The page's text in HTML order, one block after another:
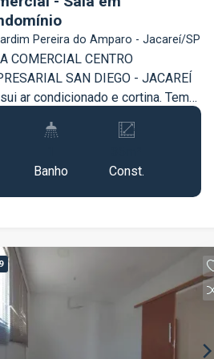
Pereira do Amparo - Jacareí/SP
COMERCIAL CENTRO
SAN DIEGO - JACAREÍ
ar condicionado e cortina. Tem
Banho
Const.